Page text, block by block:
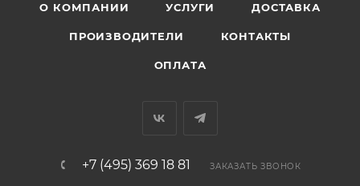
О КОМПАНИИ УСЛУГИ ДОСТАВКА
ПРОИЗВОДИТЕЛИ КОНТАКТЫ
ОПЛАТА
+7 (495) 369 18 81 ЗАКАЗАТЬ ЗВОНОК